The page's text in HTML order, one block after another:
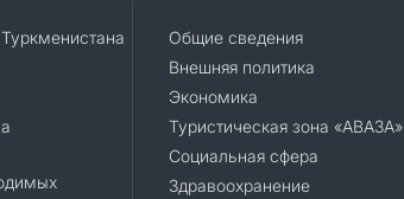
Общие сведения
Внешняя политика
Экономика
Туристическая зона «АВАЗА»
Социальная сфера
Здравоохранение